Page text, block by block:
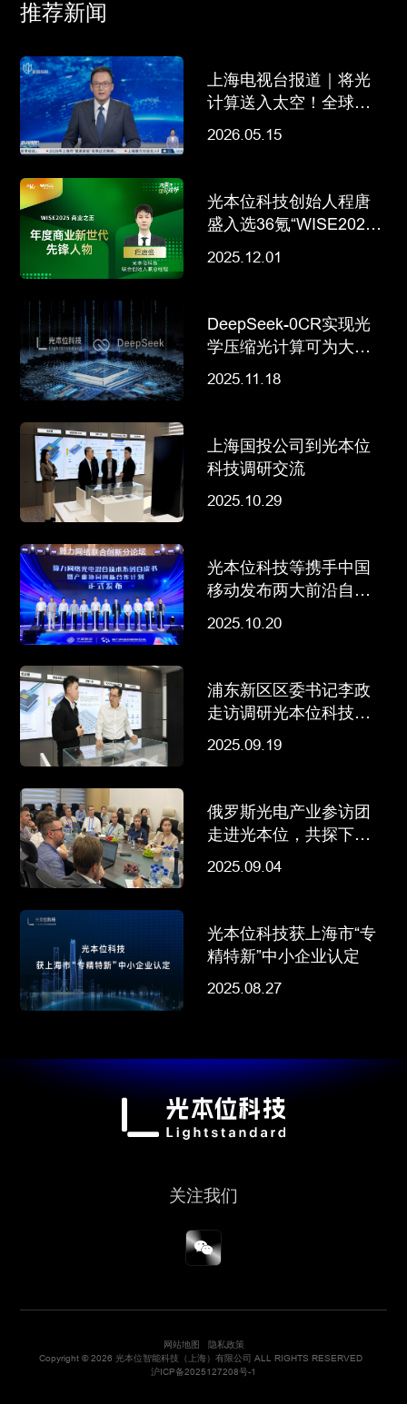
推荐新闻
上海电视台报道｜将光
计算送入太空！全球首
个天基光计算载荷联合
2026.05.15
光本位科技创始人程唐
盛入选36氪“WISE2025
商业之王”年度商业新世
2025.12.01
DeepSeek-0CR实现光
学压缩光计算可为大模
型“减负
2025.11.18
上海国投公司到光本位
科技调研交流
2025.10.29
光本位科技等携手中国
移动发布两大前沿自皮
书，加速光计算和光互
2025.10.20
浦东新区区委书记李政
走访调研光本位科技等
行业领军企业
2025.09.19
俄罗斯光电产业参访团
走进光本位，共探下一
代AI算力变革
2025.09.04
光本位科技获上海市“专
精特新”中小企业认定
2025.08.27
关注我们
网站地图
隐私政策
Copyright © 2026 光本位智能科技（上海）有限公司 ALL RIGHTS RESERVED
沪ICP备2025127208号-1